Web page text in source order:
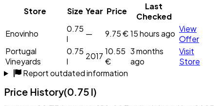
Store
Size Year Price
Last
Checked
Enovinho
0.75
l
— 9.75 €15 hours ago View
Offer
Portugal
Vineyards
0.75
l
2017 10.55
€
3 months
ago
Visit
Store
Report outdated information
Price History(0.75 l)